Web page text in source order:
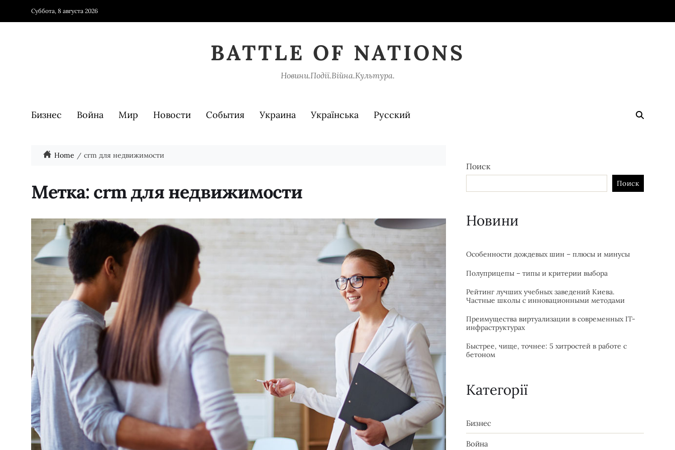
Суббота, 8 августа 2026
BATTLE OF NATIONS
Новини.Події.Війна.Культура.
Бизнес Война Мир Новости События Украина Українська Русский
Home crm для недвижимости
Метка: crm для недвижимости
Поиск
Поиск
Новини
Особенности дождевых шин – плюсы и минусы
Полуприцепы – типы и критерии выбора
Рейтинг лучших учебных заведений Киева.
Частные школы с инновационными методами
Преимущества виртуализации в современных IT-
инфраструктурах
Быстрее, чище, точнее: 5 хитростей в работе с
бетоном
Категорії
Бизнес
Война